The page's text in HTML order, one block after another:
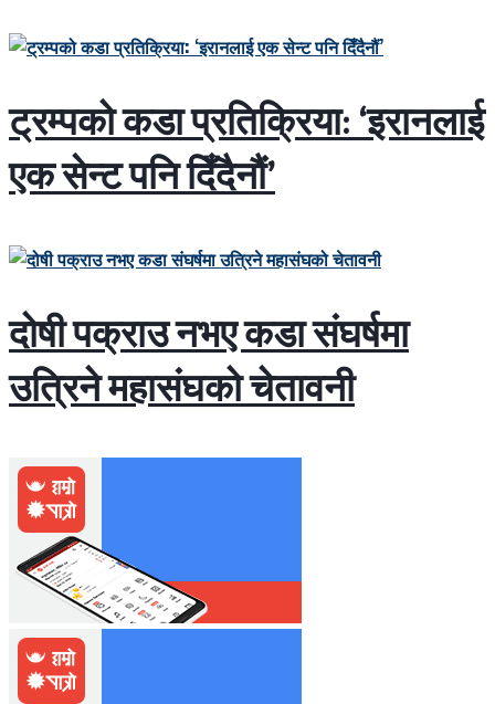
ट्रम्पको कडा प्रतिक्रिया: ‘इरानलाई
एक सेन्ट पनि दिँदैनौं’
दोषी पक्राउ नभए कडा संघर्षमा
उत्रिने महासंघको चेतावनी